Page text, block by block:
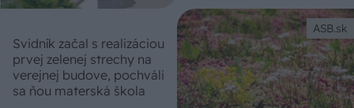
ASB.sk
Svidník začal s realizáciou
prvej zelenej strechy na
verejnej budove, pochváli
sa ňou materská škola